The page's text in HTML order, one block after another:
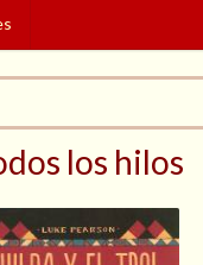
los hilos